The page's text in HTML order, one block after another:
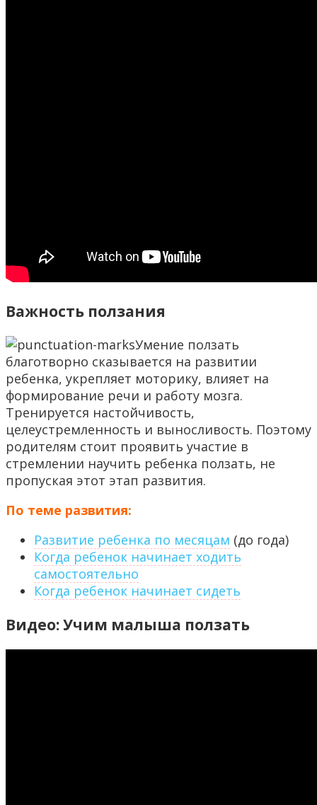
Важность ползания
Умение ползать
благотворно сказывается на развитии
ребенка, укрепляет моторику, влияет на
формирование речи и работу мозга.
Тренируется настойчивость,
целеустремленность и выносливость. Поэтому
родителям стоит проявить участие в
стремлении научить ребенка ползать, не
пропуская этот этап развития.
По теме развития:
Развитие ребенка по месяцам (до года)
Когда ребенок начинает ходить
самостоятельно
Когда ребенок начинает сидеть
Видео: Учим малыша ползать